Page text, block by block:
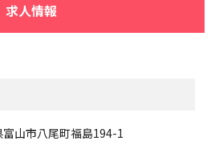
求人情報
山市八尾町福島194-1